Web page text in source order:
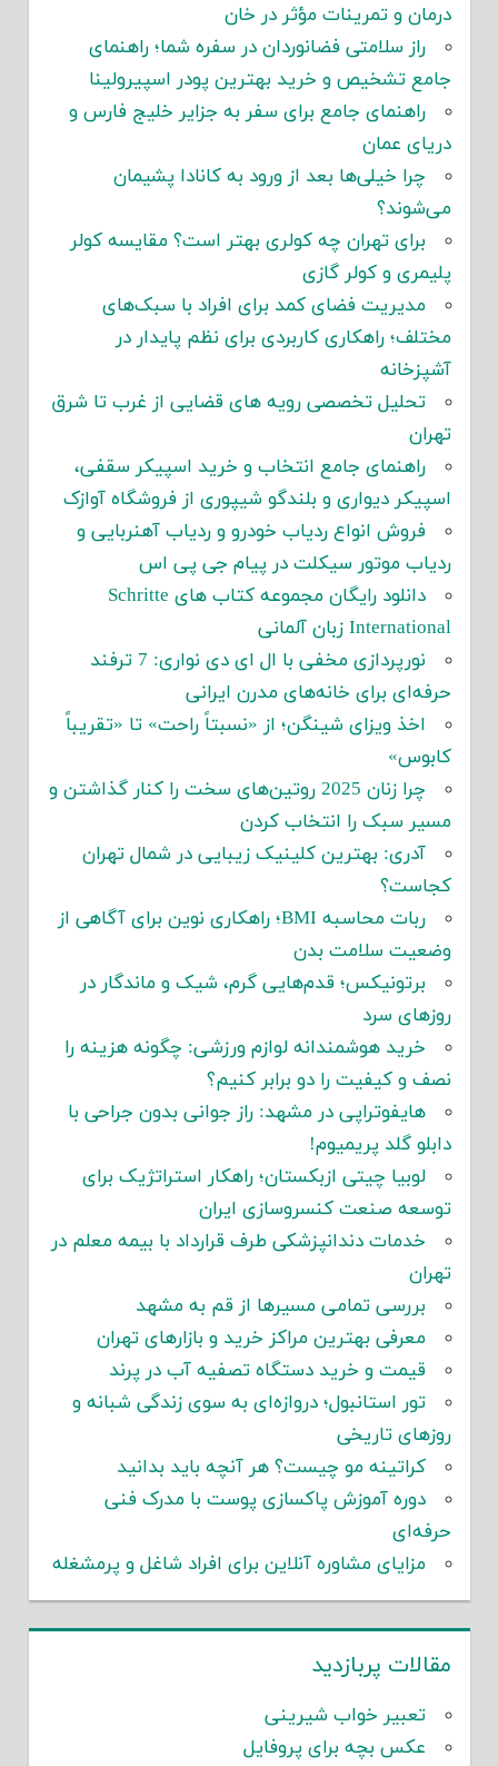
درمان و تمرینات مؤثر در خان
راز سلامتی فضانوردان در سفره شما؛ راهنمای
جامع تشخیص و خرید بهترین پودر اسپیرولینا
راهنمای جامع برای سفر به جزایر خلیج فارس و
دریای عمان
چرا خیلی‌ها بعد از ورود به کانادا پشیمان
می‌شوند؟
برای تهران چه کولری بهتر است؟ مقایسه کولر
پلیمری و کولر گازی
مدیریت فضای کمد برای افراد با سبک‌های
مختلف؛ راهکاری کاربردی برای نظم پایدار در
آشپزخانه
تحلیل تخصصی رویه های قضایی از غرب تا شرق
تهران
راهنمای جامع انتخاب و خرید اسپیکر سقفی،
اسپیکر دیواری و بلندگو شیپوری از فروشگاه آوازک
فروش انواع ردیاب خودرو و ردیاب آهنربایی و
ردیاب موتور سیکلت در پیام جی پی اس
دانلود رایگان مجموعه کتاب های Schritte
International زبان آلمانی
نورپردازی مخفی با ال ای دی نواری: 7 ترفند
حرفه‌ای برای خانه‌های مدرن ایرانی
اخذ ویزای شینگن؛ از «نسبتاً راحت» تا «تقریباً
کابوس»
چرا زنان 2025 روتین‌های سخت را کنار گذاشتن و
مسیر سبک را انتخاب کردن
آدری: بهترین کلینیک زیبایی در شمال تهران
کجاست؟
ربات محاسبه BMI؛ راهکاری نوین برای آگاهی از
وضعیت سلامت بدن
برتونیکس؛ قدم‌هایی گرم، شیک و ماندگار در
روزهای سرد
خرید هوشمندانه لوازم ورزشی: چگونه هزینه را
نصف و کیفیت را دو برابر کنیم؟
هایفوتراپی در مشهد: راز جوانی بدون جراحی با
دابلو گلد پریمیوم!
لوبیا چیتی ازبکستان؛ راهکار استراتژیک برای
توسعه صنعت کنسروسازی ایران
خدمات دندانپزشکی طرف قرارداد با بیمه معلم در
تهران
بررسی تمامی مسیرها از قم به مشهد
معرفی بهترین مراکز خرید و بازارهای تهران
قیمت و خرید دستگاه تصفیه آب در پرند
تور استانبول؛ دروازه‌ای به سوی زندگی شبانه و
روزهای تاریخی
کراتینه مو چیست؟ هر آنچه باید بدانید
دوره آموزش پاکسازی پوست با مدرک فنی
حرفه‌ای
مزایای مشاوره آنلاین برای افراد شاغل و پرمشغله
مقالات پربازدید
تعبیر خواب شیرینی
عکس بچه برای پروفایل